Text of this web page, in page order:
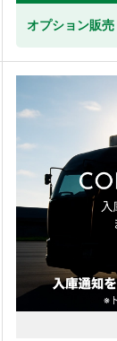
オプション販売